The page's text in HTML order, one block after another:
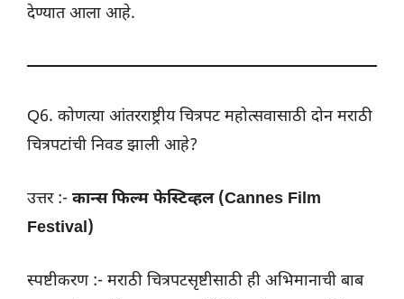
देण्यात आला आहे.
Q6. कोणत्या आंतरराष्ट्रीय चित्रपट महोत्सवासाठी दोन मराठी
चित्रपटांची निवड झाली आहे?
उत्तर :- कान्स फिल्म फेस्टिव्हल (Cannes Film
Festival)
स्पष्टीकरण :- मराठी चित्रपटसृष्टीसाठी ही अभिमानाची बाब